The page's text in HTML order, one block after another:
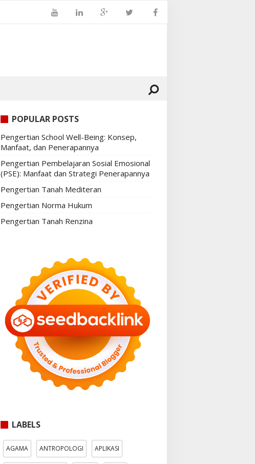
POPULAR POSTS
Pengertian School Well-Being: Konsep,
Manfaat, dan Penerapannya
Pengertian Pembelajaran Sosial Emosional
(PSE): Manfaat dan Strategi Penerapannya
Pengertian Tanah Mediteran
Pengertian Norma Hukum
Pengertian Tanah Renzina
LABELS
AGAMA ANTROPOLOGI APLIKASI